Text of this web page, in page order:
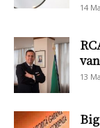
14
13